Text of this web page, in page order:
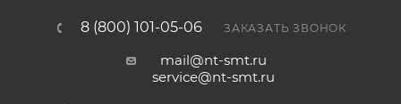
8 (800) 101-05-06 ЗАКАЗАТЬ ЗВОНОК
mail@nt-smt.ru
service@nt-smt.ru